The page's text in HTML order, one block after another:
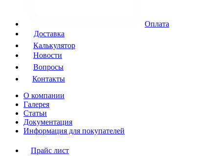
Оплата
Доставка
Калькулятор
Новости
Вопросы
Контакты
О компании
Галерея
Статьи
Документация
Информация для покупателей
Прайс лист